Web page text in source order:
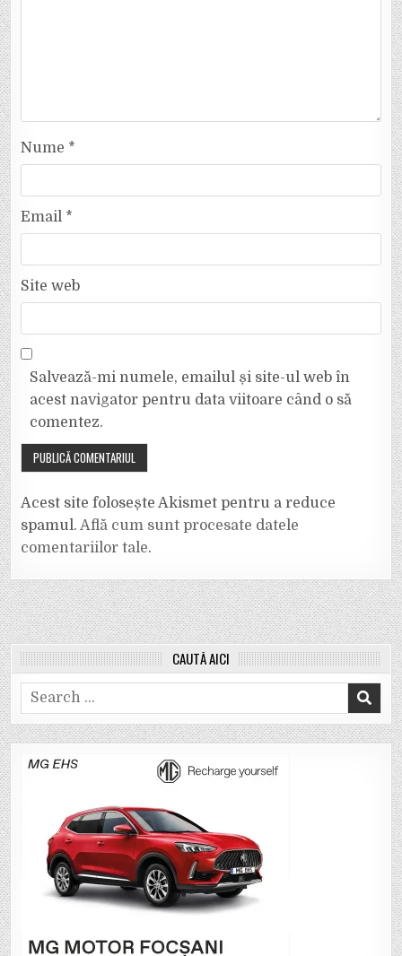
Nume *
Email *
Site web
Salvează-mi numele, emailul și site-ul web în
acest navigator pentru data viitoare când o să
comentez.
Acest site folosește Akismet pentru a reduce
spamul.Află cum sunt procesate datele
comentariilor tale.
CAUTĂ AICI
Search
for: